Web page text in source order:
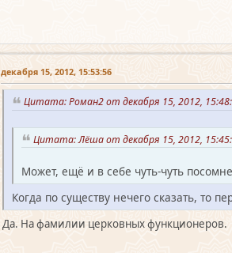
декабря 15, 2012, 15:53:56
Цитата: Роман2 от декабря 15, 2012,
Цитата: Лёша от декабря 15, 2012,
Может, ещё и в себе чуть-чуть
Когда по существу нечего сказать, то
Да. На фамилии церковных функционеров.